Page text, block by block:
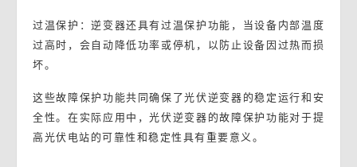
过温保护：逆变器还具有过温保护功能，当设备内部温度
过高时，会自动降低功率或停机，以防止设备因过热而损
坏。
这些故障保护功能共同确保了光伏逆变器的稳定运行和安
全性。在实际应用中，光伏逆变器的故障保护功能对于提
高光伏电站的可靠性和稳定性具有重要意义。